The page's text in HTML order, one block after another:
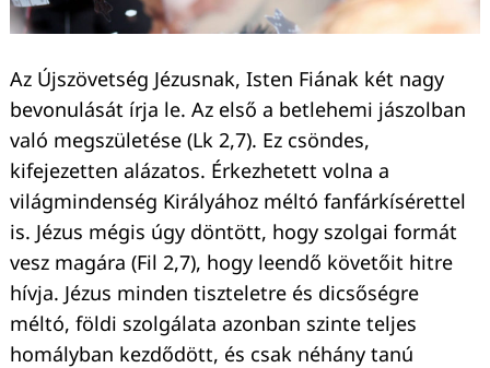
Az Újszövetség Jézusnak, Isten Fiának két nagy
bevonulását írja le. Az első a betlehemi jászolban
való megszületése (Lk 2,7). Ez csöndes,
kifejezetten alázatos. Érkezhetett volna a
világmindenség Királyához méltó fanfárkísérettel
is. Jézus mégis úgy döntött, hogy szolgai formát
vesz magára (Fil 2,7), hogy leendő követőit hitre
hívja. Jézus minden tiszteletre és dicsőségre
méltó, földi szolgálata azonban szinte teljes
homályban kezdődött, és csak néhány tanú